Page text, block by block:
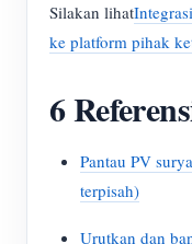
Silakan lihat
ke platform pihak
6
Pantau PV
terpisah)
Urutkan dan